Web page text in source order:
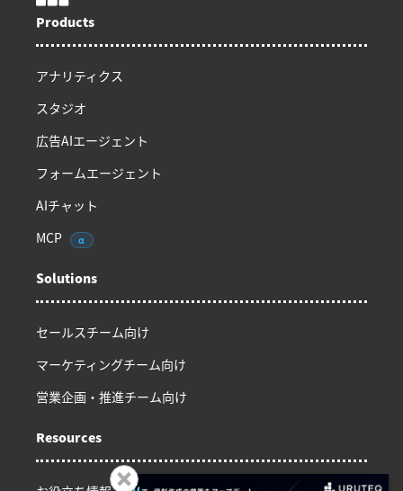
Products
アナリティクス
スタジオ
広告AIエージェント
フォームエージェント
AIチャット
MCP
α
Solutions
セールスチーム向け
マーケティングチーム向け
営業企画・推進チーム向け
Resources